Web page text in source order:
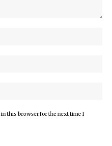
this browser for the next time I